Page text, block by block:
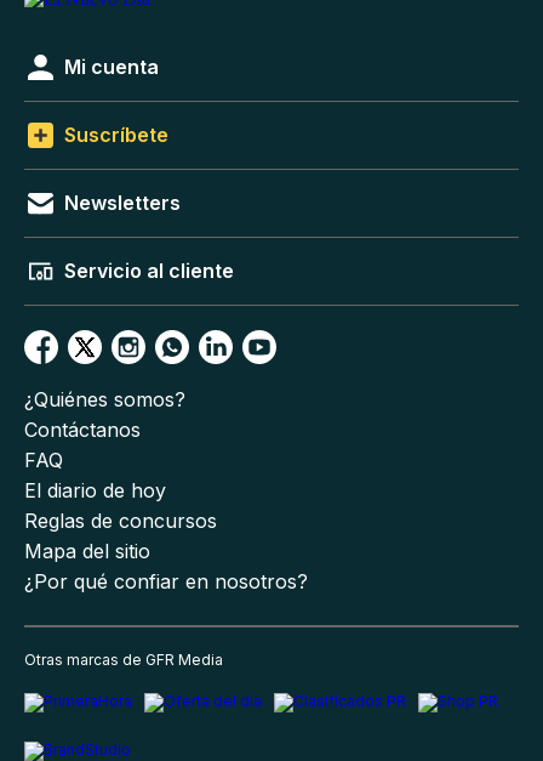
Mi cuenta
Suscríbete
Newsletters
Servicio al cliente
¿Quiénes somos?
Contáctanos
FAQ
El diario de hoy
Reglas de concursos
Mapa del sitio
¿Por qué confiar en nosotros?
Otras marcas de GFR Media